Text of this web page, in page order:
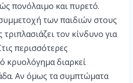
πονόλαιμο και πυρετό.
των παιδιών στους
τον κίνδυνο για
περισσότερες
κρυολόγημα διαρκεί
Αν όμως τα συμπτώματα